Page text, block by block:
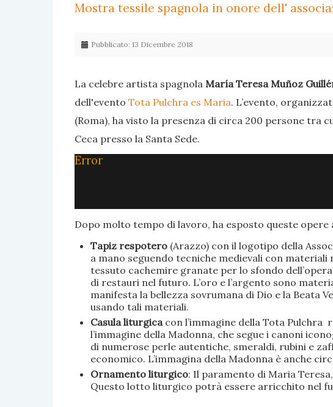
Mostra tessile spagnola in onore dell'
Pubblicato: 13 Dicembre 2018
La celebre artista spagnola María Teresa Muñoz
dell'evento Tota Pulchra es Maria. L’evento,
(Roma), ha visto la presenza di circa 200 persone tra
Ceca presso la Santa Sede.
Error
Dopo molto tempo di lavoro, ha esposto queste opere
Tapiz respotero(Arazzo) con il logotipo della
a mano seguendo tecniche medievali con
tessuto cachemire granate per lo sfondo
di restauri nel futuro. L’oro e l’argento sono
manifesta la bellezza sovrumana di Dio e la Beata
usando tali materiali.
Casula liturgica con l’immagine della Tota Pulchra
l’immagine della Madonna, che segue i canoni
di numerose perle autentiche, smeraldi, rubini e
economico. L’immagina della Madonna è anche
Ornamento liturgico: Il paramento di Maria
Questo lotto liturgico potrà essere arricchito nel